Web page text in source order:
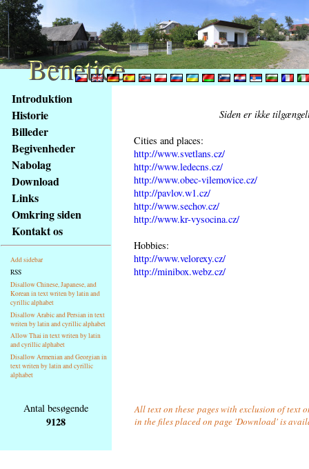
obsah
stránky
Klávesové
zkratky
tomto
webu
základní
Hlavní
strana
Introduktion
Historie
Billeder
Begivenheder
Nabolag
Download
Links
Omkring siden
Kontakt os
Add sidebar
RSS
Disallow Chinese, Japanese, and
Korean in text writen by latin and
cyrillic alphabet
Disallow Arabic and Persian in text
writen by latin and cyrillic alphabet
Allow Thai in text writen by latin
and cyrillic alphabet
Disallow Armenian and Georgian in
text writen by latin and cyrillic
alphabet
Siden er ikke
Cities and places:
http://www.svetlans.cz/
http://www.ledecns.cz/
http://www.obec-vilemovice.cz/
http://pavlov.w1.cz/
http://www.sechov.cz/
http://www.kr-vysocina.cz/
Hobbies:
http://www.velorexy.cz/
http://minibox.webz.cz/
Antal besøgende
9128
All text on these pages with exclusion of text
in the files placed on page 'Download' is
Benetice
Benetice